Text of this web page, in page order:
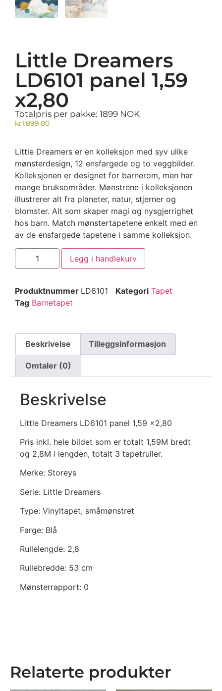
Little Dreamers
LD6101 panel 1,59
x2,80
Totalpris per pakke: 1899 NOK
kr1,899.00
Little Dreamers er en kolleksjon med syv ulike
mønsterdesign, 12 ensfargede og to veggbilder.
Kolleksjonen er designet for barnerom, men har
mange bruksområder. Mønstrene i kolleksjonen
illustrerer alt fra planeter, natur, stjerner og
blomster. Alt som skaper magi og nysgjerrighet
hos barn. Match mønstertapetene enkelt med en
av de ensfargede tapetene i samme kolleksjon.
Legg i handlekurv
Produktnummer LD6101 Kategori Tapet
Tag Barnetapet
Beskrivelse Tilleggsinformasjon
Omtaler (0)
Beskrivelse
Little Dreamers LD6101 panel 1,59 x2,80
Pris inkl. hele bildet som er totalt 1,59M bredt
og 2,8M i lengden, totalt 3 tapetruller.
Merke: Storeys
Serie: Little Dreamers
Type: Vinyltapet, småmønstret
Farge: Blå
Rullelengde: 2,8
Rullebredde: 53 cm
Mønsterrapport: 0
Relaterte produkter